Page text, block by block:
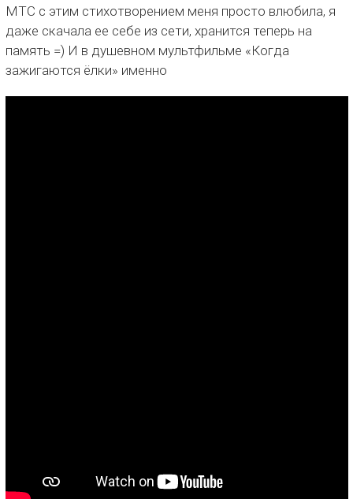
МТС с этим стихотворением меня просто влюбила, я
даже скачала ее себе из сети, хранится теперь на
память =) И в душевном мультфильме «Когда
зажигаются ёлки» именно